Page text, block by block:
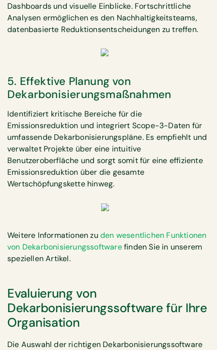
Dashboards und visuelle Einblicke. Fortschrittliche
Analysen ermöglichen es den Nachhaltigkeitsteams,
datenbasierte Reduktionsentscheidungen zu treffen.
5. Effektive Planung von
Dekarbonisierungsmaßnahmen
Identifiziert kritische Bereiche für die
Emissionsreduktion und integriert Scope-3-Daten für
umfassende Dekarbonisierungspläne. Es empfiehlt und
verwaltet Projekte über eine intuitive
Benutzeroberfläche und sorgt somit für eine effiziente
Emissionsreduktion über die gesamte
Wertschöpfungskette hinweg.
Weitere Informationen zu den wesentlichen Funktionen
von Dekarbonisierungssoftwarefinden Sie in unserem
speziellen Artikel.
Evaluierung von
Dekarbonisierungssoftware für Ihre
Organisation
Die Auswahl der richtigen Dekarbonisierungssoftware